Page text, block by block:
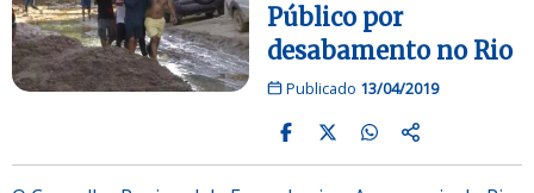
Público por
desabamento no Rio
Publicado 13/04/2019